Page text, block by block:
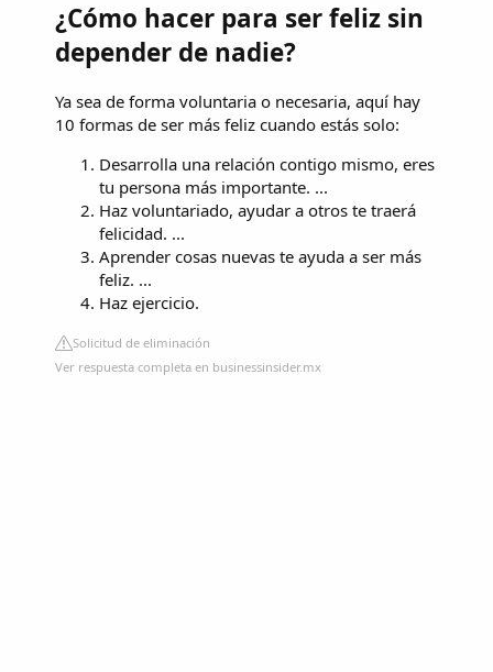
¿Cómo hacer para ser feliz sin
depender de nadie?
Ya sea de forma voluntaria o necesaria, aquí hay
10 formas de ser más feliz cuando estás solo:
Desarrolla una relación contigo mismo, eres
tu persona más importante. ...
Haz voluntariado, ayudar a otros te traerá
felicidad. ...
Aprender cosas nuevas te ayuda a ser más
feliz. ...
Haz ejercicio.
Solicitud de eliminación
Ver respuesta completa en businessinsider.mx